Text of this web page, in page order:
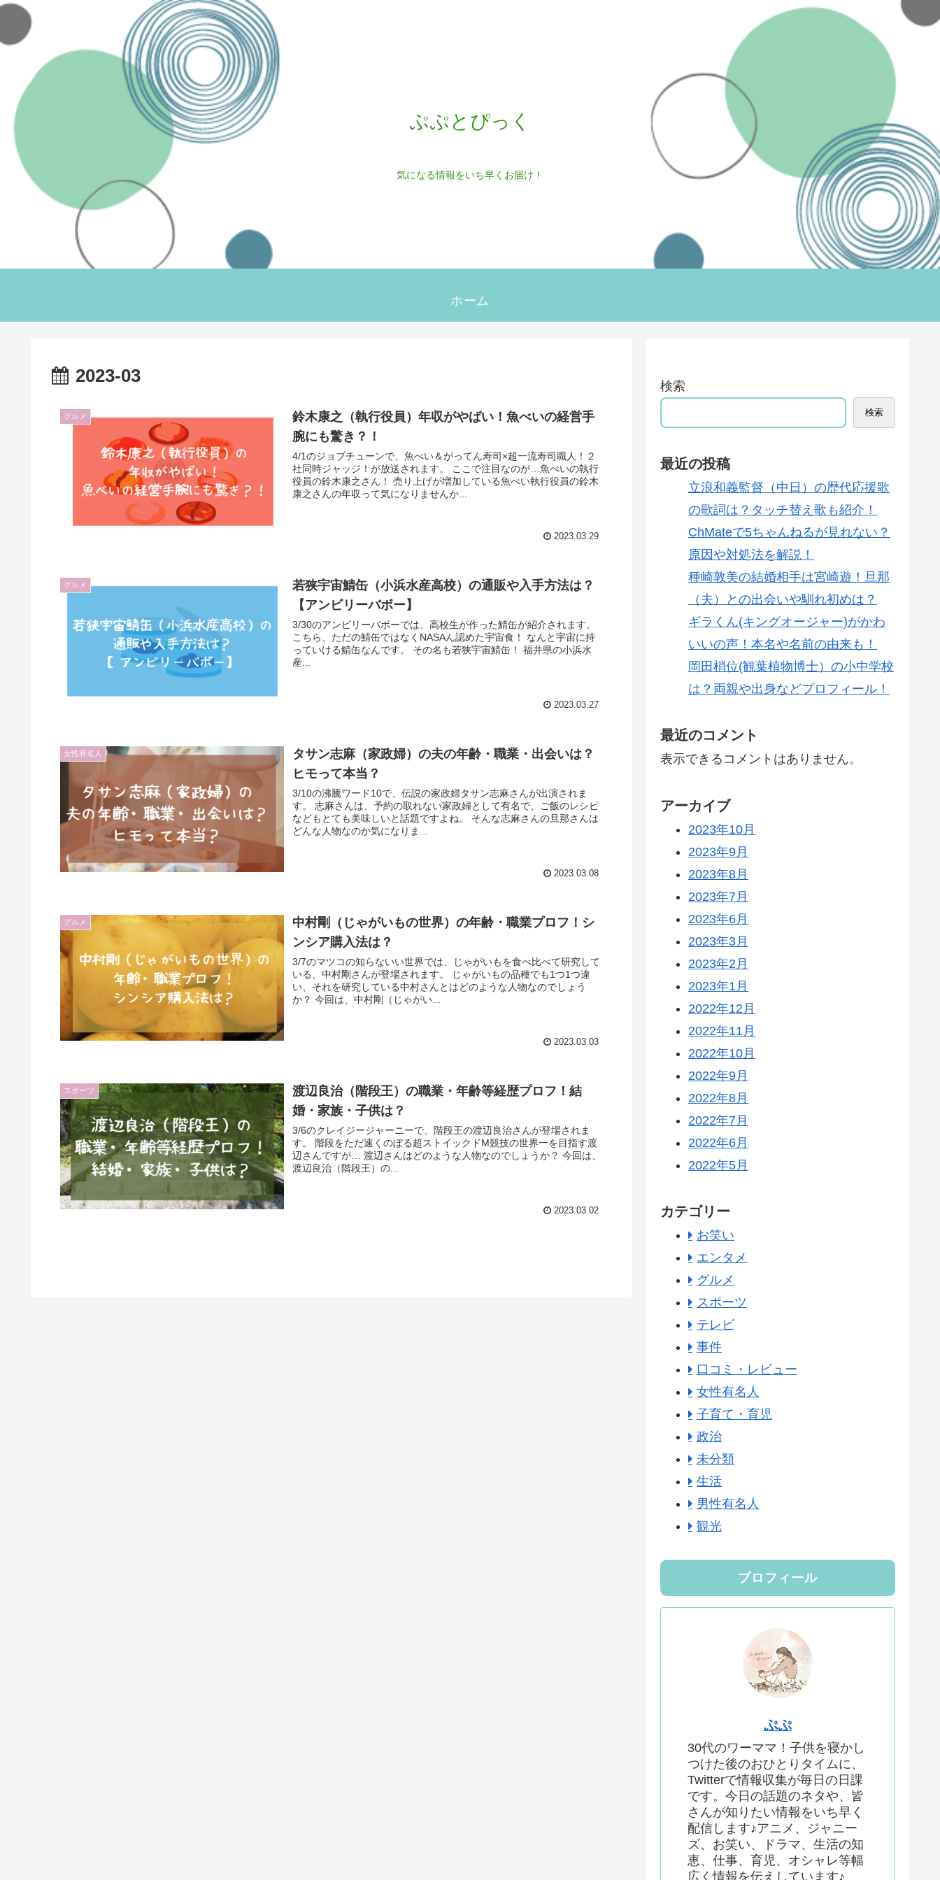
ぷぷとぴっく
気になる情報をいち早くお届け！
ホーム
2023-03
グルメ
鈴木康之（執行役員）年収がやばい！魚べいの経営手
腕にも驚き？！
4/1のジョブチューンで、魚べい＆がってん寿司×超一流寿司職人！２
社同時ジャッジ！が放送されます。 ここで注目なのが…魚べいの執行
役員の鈴木康之さん！ 売り上げが増加している魚べい執行役員の鈴木
康之さんの年収って気になりませんか...
2023.03.29
グルメ
若狭宇宙鯖缶（小浜水産高校）の通販や入手方法は？
【アンビリーバボー】
3/30のアンビリーバボーでは、高校生が作った鯖缶が紹介されます。
こちら、ただの鯖缶ではなくNASAん認めた宇宙食！ なんと宇宙に持
っていける鯖缶なんです。 その名も若狭宇宙鯖缶！ 福井県の小浜水
産...
2023.03.27
女性有名人
タサン志麻（家政婦）の夫の年齢・職業・出会いは？
ヒモって本当？
3/10の沸騰ワード10で、伝説の家政婦タサン志麻さんが出演されま
す。 志麻さんは、予約の取れない家政婦として有名で、ご飯のレシピ
などもとても美味しいと話題ですよね。 そんな志麻さんの旦那さんは
どんな人物なのか気になりま...
2023.03.08
グルメ
中村剛（じゃがいもの世界）の年齢・職業プロフ！シ
ンシア購入法は？
3/7のマツコの知らないい世界では、じゃがいもを食べ比べて研究して
いる、中村剛さんが登場されます。 じゃがいもの品種でも1つ1つ違
い、それを研究している中村さんとはどのような人物なのでしょう
か？ 今回は、中村剛（じゃがい...
2023.03.03
スポーツ
渡辺良治（階段王）の職業・年齢等経歴プロフ！結
婚・家族・子供は？
3/6のクレイジージャーニーで、階段王の渡辺良治さんが登場されま
す。 階段をただ速くのぼる超ストイックドM競技の世界一を目指す渡
辺さんですが… 渡辺さんはどのような人物なのでしょうか？ 今回は、
渡辺良治（階段王）の...
2023.03.02
検索
検索
最近の投稿
立浪和義監督（中日）の歴代応援歌
の歌詞は？タッチ替え歌も紹介！
ChMateで5ちゃんねるが見れない？
原因や対処法を解説！
種崎敦美の結婚相手は宮崎遊！旦那
（夫）との出会いや馴れ初めは？
ギラくん(キングオージャー)がかわ
いいの声！本名や名前の由来も！
岡田梢位(観葉植物博士）の小中学校
は？両親や出身などプロフィール！
最近のコメント
表示できるコメントはありません。
アーカイブ
2023年10月
2023年9月
2023年8月
2023年7月
2023年6月
2023年3月
2023年2月
2023年1月
2022年12月
2022年11月
2022年10月
2022年9月
2022年8月
2022年7月
2022年6月
2022年5月
カテゴリー
お笑い
エンタメ
グルメ
スポーツ
テレビ
事件
口コミ・レビュー
女性有名人
子育て・育児
政治
未分類
生活
男性有名人
観光
プロフィール
ぷぷ
30代のワーママ！子供を寝かし
つけた後のおひとりタイムに、
Twitterで情報収集が毎日の日課
です。今日の話題のネタや、皆
さんが知りたい情報をいち早く
配信します♪アニメ、ジャニー
ズ、お笑い、ドラマ、生活の知
恵、仕事、育児、オシャレ等幅
広く情報を伝えしています♪